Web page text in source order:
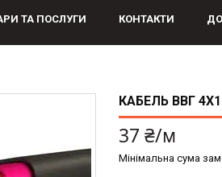
ТА ПОСЛУГИ КОНТАКТИ
КАБЕЛЬ ВВГ
37 ₴/м
Мінімальна сума